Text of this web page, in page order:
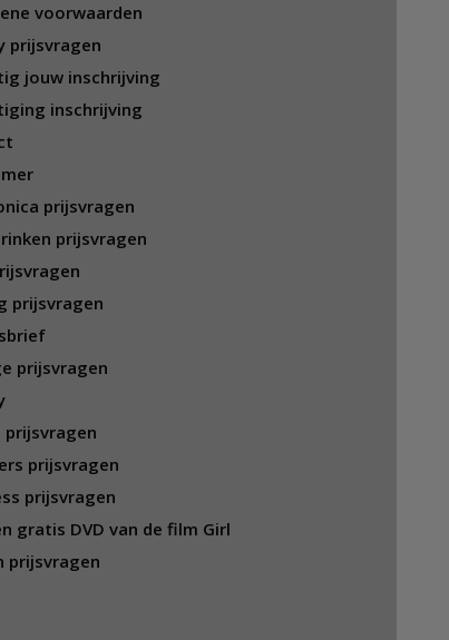
voorwaarden
prijsvragen
jouw inschrijving
inschrijving
prijsvragen
prijsvragen
prijsvragen
prijsvragen
prijsvragen
prijsvragen
prijsvragen
gratis DVD van de film Girl
prijsvragen